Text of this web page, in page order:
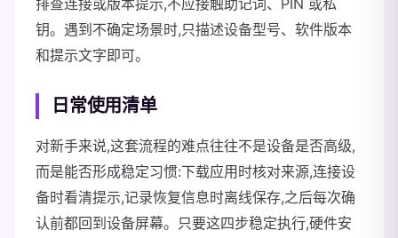
排查连接或版本提示,不应接触助记词、PIN 或私
钥。遇到不确定场景时,只描述设备型号、软件版本
和提示文字即可。
日常使用清单
对新手来说,这套流程的难点往往不是设备是否高级,
而是能否形成稳定习惯:下载应用时核对来源,连接设
备时看清提示,记录恢复信息时离线保存,之后每次确
认前都回到设备屏幕。只要这四步稳定执行,硬件安